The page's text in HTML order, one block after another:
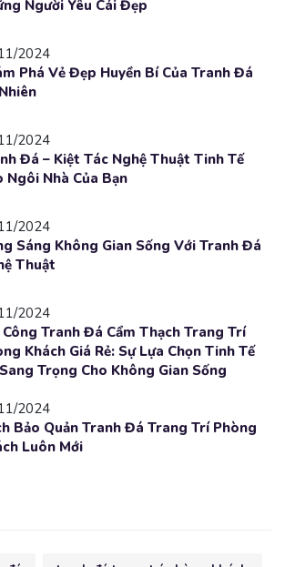
Người Yêu Cái Đẹp
2024
Phá Vẻ Đẹp Huyền Bí Của Tranh Đá
2024
Đá – Kiệt Tác Nghệ Thuật Tinh Tế
Ngôi Nhà Của Bạn
2024
Sáng Không Gian Sống Với Tranh Đá
Thuật
2024
Tranh Đá Cẩm Thạch Trang Trí
Khách Giá Rẻ: Sự Lựa Chọn Tinh Tế
Trọng Cho Không Gian Sống
2024
Bảo Quản Tranh Đá Trang Trí Phòng
Luôn Mới